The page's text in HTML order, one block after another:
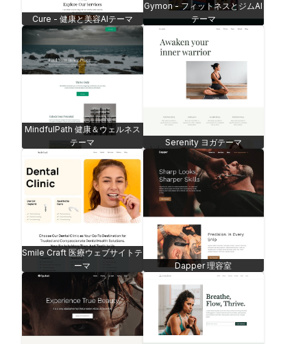
Cure - 健康と美容AIテーマ
Gymon - フィットネスとジムAI
テーマ
MindfulPath 健康＆ウェルネス
テーマ
Serenity ヨガテーマ
Smile Craft 医療ウェブサイトテ
ーマ
Dapper 理容室